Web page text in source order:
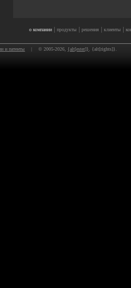
о компании | продукты | решения | клиенты |
и патенты | © 2005-2026, {alt[ester]} . {alt[rights]}.